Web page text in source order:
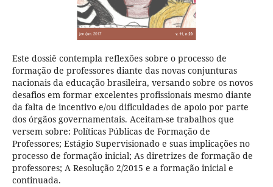
Este dossiê contempla reflexões sobre o processo de
formação de professores diante das novas conjunturas
nacionais da educação brasileira, versando sobre os novos
desafios em formar excelentes profissionais mesmo diante
da falta de incentivo e/ou dificuldades de apoio por parte
dos órgãos governamentais. Aceitam-se trabalhos que
versem sobre: Políticas Públicas de Formação de
Professores; Estágio Supervisionado e suas implicações no
processo de formação inicial; As diretrizes de formação de
professores; A Resolução 2/2015 e a formação inicial e
continuada.